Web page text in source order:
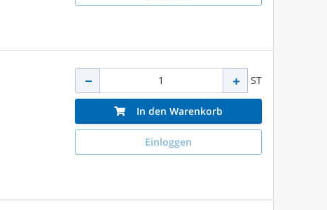
ST
In den Warenkorb
Einloggen